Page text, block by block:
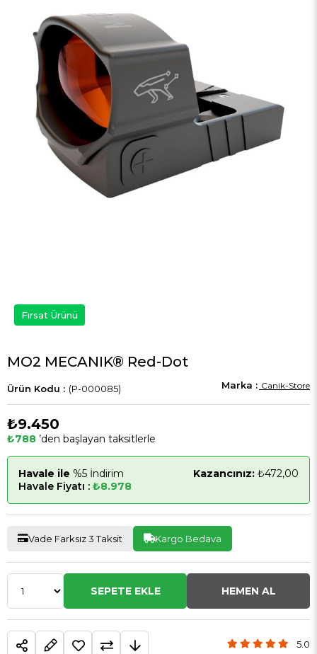
Fırsat Ürünü
MO2 MECANIK® Red-Dot
(P-000085) Canik-Store
₺9.450
₺788 ’den başlayan taksitlerle
Havale ile %5 İndirim Kazancınız: ₺472,00
Havale Fiyatı : ₺8.978
Vade Farksız 3 Taksit Kargo Bedava
5.0